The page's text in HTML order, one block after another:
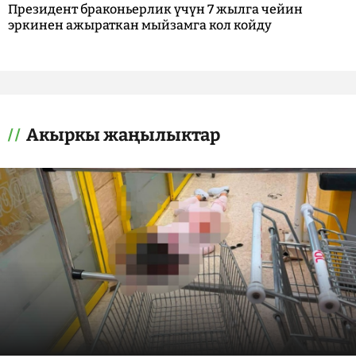
Президент браконьерлик үчүн 7 жылга чейин
эркинен ажыраткан мыйзамга кол койду
Акыркы жаңылыктар